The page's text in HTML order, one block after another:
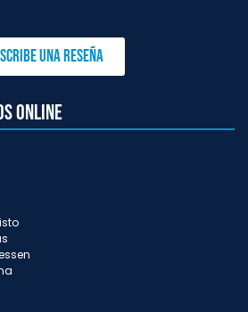
una reseña
online